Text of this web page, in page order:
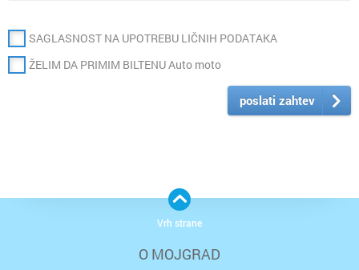
SAGLASNOST NA UPOTREBU LIČNIH PODATAKA
ŽELIM DA PRIMIM BILTENU Auto moto
poslati zahtev
O MOJGRAD
Vrh strane